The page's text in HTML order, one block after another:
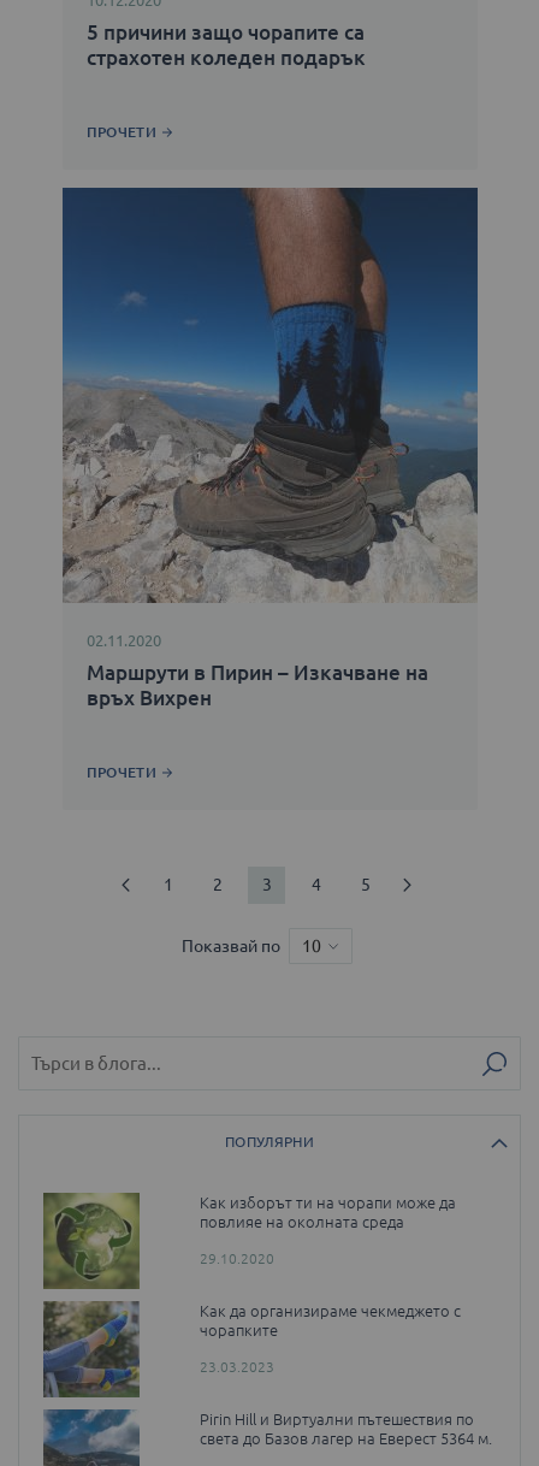
5 причини защо чорапите са
страхотен коледен подарък
ПРОЧЕТИ
02.11.2020
Маршрути в Пирин – Изкачване на
връх Вихрен
ПРОЧЕТИ
Страница
Предишен
Страница
1 Страница
2
В
четете
3 Страница
4 Страница
5
Показвай по
ПОПУЛЯРНИ
Как изборът ти на чорапи може да
повлияе на околната среда
29.10.2020
Как да организираме чекмеджето с
чорапките
23.03.2023
Pirin Hill и Виртуални пътешествия по
света до Базов лагер на Еверест 5364 м.